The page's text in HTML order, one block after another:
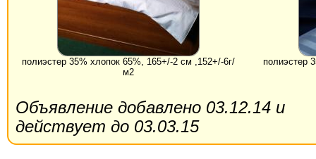
полиэстер 35% хлопок 65%, 165+/-2 см ,152+/-6г/
м2
полиэстер
Объявление добавлено 03.12.14 и
действует до 03.03.15